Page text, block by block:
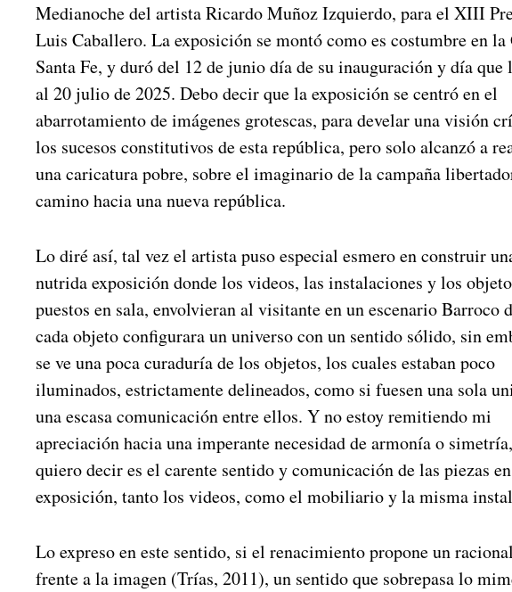
Medianoche del artista Ricardo Muñoz Izquierdo, para el XIII
Luis Caballero. La exposición se montó como es costumbre en la
Santa Fe, y duró del 12 de junio día de su inauguración y día que
al 20 julio de 2025. Debo decir que la exposición se centró en el
abarrotamiento de imágenes grotescas, para develar una visión
los sucesos constitutivos de esta república, pero solo alcanzó a
una caricatura pobre, sobre el imaginario de la campaña
camino hacia una nueva república.
Lo diré así, tal vez el artista puso especial esmero en construir
nutrida exposición donde los videos, las instalaciones y los
puestos en sala, envolvieran al visitante en un escenario Barroco
cada objeto configurara un universo con un sentido sólido, sin
se ve una poca curaduría de los objetos, los cuales estaban poco
iluminados, estrictamente delineados, como si fuesen una sola
una escasa comunicación entre ellos. Y no estoy remitiendo mi
apreciación hacia una imperante necesidad de armonía o
quiero decir es el carente sentido y comunicación de las piezas
exposición, tanto los videos, como el mobiliario y la misma
Lo expreso en este sentido, si el renacimiento propone un
frente a la imagen (Trías, 2011), un sentido que sobrepasa lo